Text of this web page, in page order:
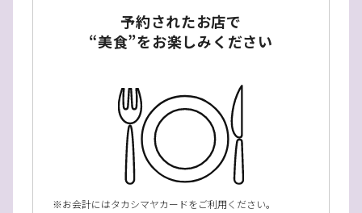
予約されたお店で
“美食”をお楽しみください
お会計にはタカシマヤカードをご利用ください。